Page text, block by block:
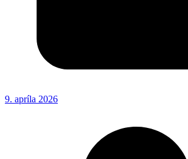
9. apríla 2026